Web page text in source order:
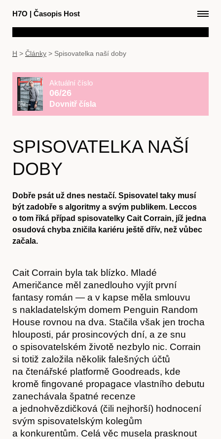
H7O | Časopis Host
H > Články > Spisovatelka naší doby
Aktuální číslo
06/26
Dovnitř čísla
SPISOVATELKA NAŠÍ
DOBY
Dobře psát už dnes nestačí. Spisovatel taky musí
být zadobře s algoritmy a svým publikem. Leccos
o tom říká případ spisovatelky Cait Corrain, jíž jedna
osudová chyba zničila kariéru ještě dřív, než vůbec
začala.
Cait Corrain byla tak blízko. Mladé
Američance měl zanedlouho vyjít první
fantasy román — a v kapse měla smlouvu
s nakladatelským domem Penguin Random
House rovnou na dva. Stačila však jen trocha
hlouposti, pár prosincových dní, a ze snu
o spisovatelském životě nezbylo nic. Corrain
si totiž založila několik falešných účtů
na čtenářské platformě Goodreads, kde
kromě fingované propagace vlastního debutu
zanechávala špatné recenze
a jednohvězdičková (čili nejhorší) hodnocení
svým spisovatelským kolegům
a konkurentům. Celá věc musela prasknout